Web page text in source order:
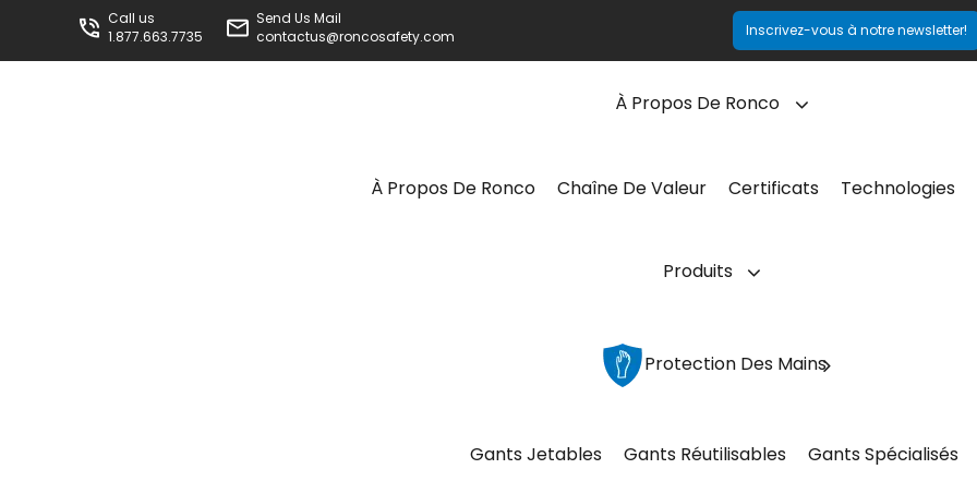
Call us
1.877.663.7735
Send Us Mail
contactus@roncosafety.com
Inscrivez-vous à notre newsletter!
À Propos De Ronco
À Propos De Ronco Chaîne De Valeur Certificats Technologies
Produits
Protection Des Mains
Gants Jetables Gants Réutilisables Gants Spécialisés